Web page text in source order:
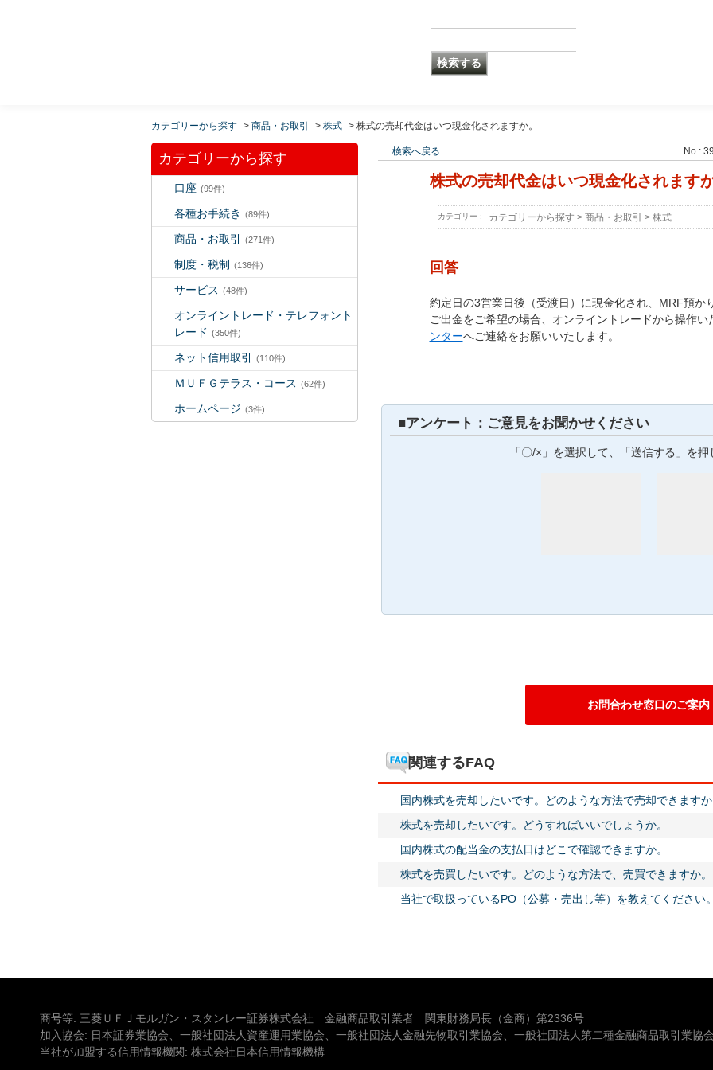
カテゴリーから探す > 商品・お取引 > 株式 > 株式の売却代金はいつ現金化されますか。
カテゴリーから探す
口座 (99件)
各種お手続き (89件)
商品・お取引 (271件)
制度・税制 (136件)
サービス (48件)
オンライントレード・テレフォント
レード (350件)
ネット信用取引 (110件)
ＭＵＦＧテラス・コース (62件)
ホームページ (3件)
検索へ戻る No :
株式の売却代金はいつ現金化されますか
カテゴリー : カテゴリーから探す > 商品・お取引 > 株式
回答
約定日の3営業日後（受渡日）に現金化され、MRF預か
ご出金をご希望の場合、オンライントレードから操作い
ンターへご連絡をお願いいたします。
■アンケート：ご意見をお聞かせください
「〇/×」を選択して、「送信する」を押
お問合わせ窓口のご案内
関連するFAQ
国内株式を売却したいです。どのような方法で売却できますか
株式を売却したいです。どうすればいいでしょうか。
国内株式の配当金の支払日はどこで確認できますか。
株式を売買したいです。どのような方法で、売買できますか。
当社で取扱っているPO（公募・売出し等）を教えてください。
商号等: 三菱ＵＦＪモルガン・スタンレー証券株式会社 金融商品取引業者 関東財務局長（金商）第2336号
加入協会: 日本証券業協会、一般社団法人資産運用業協会、一般社団法人金融先物取引業協会、一般社団法人第二種金融商品取引業協
当社が加盟する信用情報機関: 株式会社日本信用情報機構